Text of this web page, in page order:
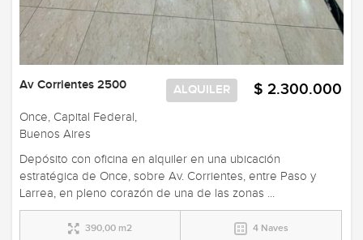
$ 2.300.000
ALQUILER
Av Corrientes 2500
Once, Capital Federal,
Buenos Aires
Depósito con oficina en alquiler en una ubicación
estratégica de Once, sobre Av. Corrientes, entre Paso y
Larrea, en pleno corazón de una de las zonas ...
390,00 m2 4 Naves